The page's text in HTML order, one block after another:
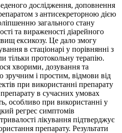
дослідження, доповнення
з антисекреторною дією
загального стану
та вираженості діарейного
ексикозу. Це дало змогу
в стаціо­нарі у порівнянні з
тільки протокольну терапію.
хворими, дозування та
зручним і простим, відмови від
при використанні препарату
в сучасних умовах
особливо при використанні у
регрес симптомів
лікування підтверджує
препарату. Результати